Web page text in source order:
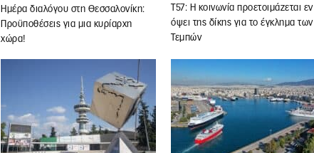
Ημέρα διαλόγου στη Θεσσαλονίκη:
Προϋποθέσεις για μια κυρίαρχη
χώρα!
Τ57: Η κοινωνία προετοιμάζεται εν
όψει της δίκης για το έγκλημα των
Τεμπών